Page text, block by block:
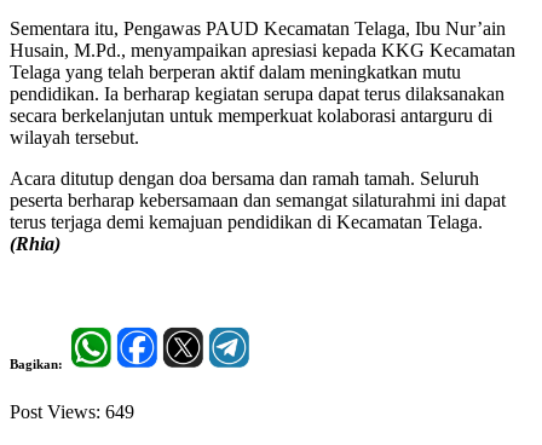
Sementara itu, Pengawas PAUD Kecamatan Telaga, Ibu Nur’ain
Husain, M.Pd., menyampaikan apresiasi kepada KKG Kecamatan
Telaga yang telah berperan aktif dalam meningkatkan mutu
pendidikan. Ia berharap kegiatan serupa dapat terus dilaksanakan
secara berkelanjutan untuk memperkuat kolaborasi antarguru di
wilayah tersebut.
Acara ditutup dengan doa bersama dan ramah tamah. Seluruh
peserta berharap kebersamaan dan semangat silaturahmi ini dapat
terus terjaga demi kemajuan pendidikan di Kecamatan Telaga.
(Rhia)
Bagikan:
Post Views: 649